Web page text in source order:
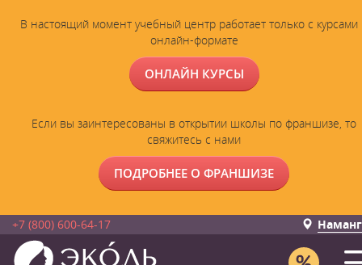
В настоящий момент учебный центр работает только с курсами
онлайн-формате
ОНЛАЙН КУРСЫ
Если вы заинтересованы в открытии школы по франшизе, то
свяжитесь с нами
ПОДРОБНЕЕ О ФРАНШИЗЕ
+7 (800) 600-64-17